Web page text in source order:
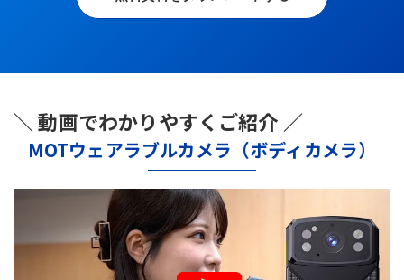
＼ 動画でわかりやすくご紹介 ／
MOTウェアラブルカメラ（ボディカメラ）